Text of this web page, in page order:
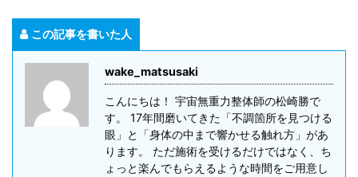
この記事を書いた人
wake_matsusaki
こんにちは！ 宇宙無重力整体師の松崎勝で
す。 17年間磨いてきた「不調箇所を見つける
眼」と「身体の中まで響かせる触れ方」があ
ります。 ただ施術を受けるだけではなく、ち
ょっと楽んでもらえるような時間をご用意し